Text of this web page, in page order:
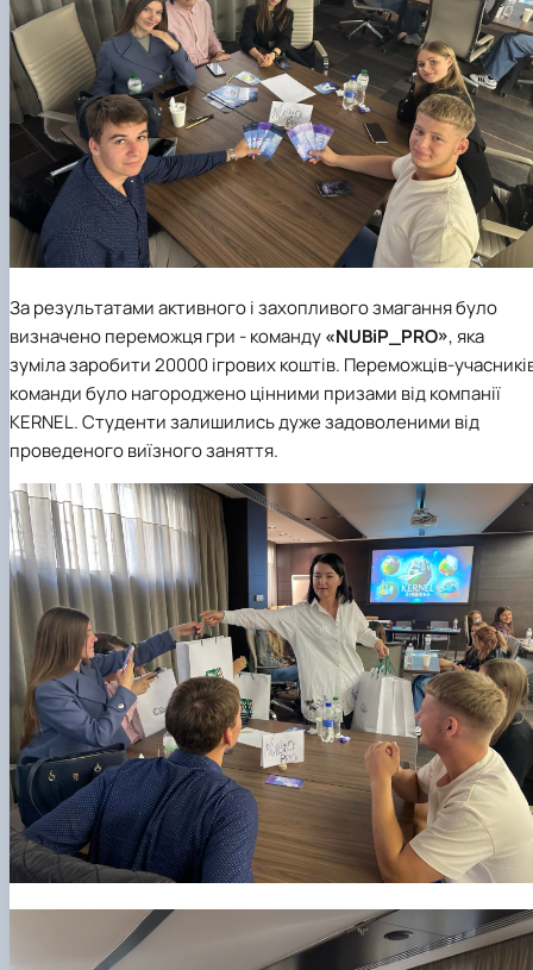
За результатами активного і захопливого змагання було
визначено переможця гри - команду«NUBiP_PRO», яка
зуміла заробити 20000 ігрових коштів. Переможців-
команди було нагороджено цінними призами від компанії
KERNEL. Студенти залишились дуже задоволеними від
проведеного виїзного заняття.